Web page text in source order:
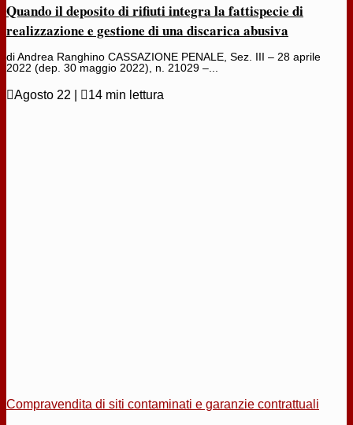
Quando il deposito di rifiuti integra la fattispecie di
realizzazione e gestione di una discarica abusiva
di Andrea Ranghino CASSAZIONE PENALE, Sez. III – 28 aprile
2022 (dep. 30 maggio 2022), n. 21029 –...
Agosto 22 14 min lettura
Compravendita di siti contaminati e garanzie contrattuali